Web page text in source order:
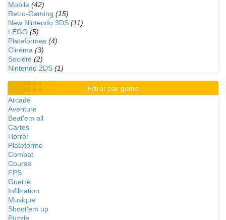
Mobile (42)
Retro-Gaming (15)
New Nintendo 3DS (11)
LEGO (5)
Plateformes (4)
Cinéma (3)
Société (2)
Nintendo 2DS (1)
Filtrer par genre
Arcade
Aventure
Beat'em all
Cartes
Horror
Plateforme
Combat
Course
FPS
Guerre
Infiltration
Musique
Shoot'em up
Puzzle